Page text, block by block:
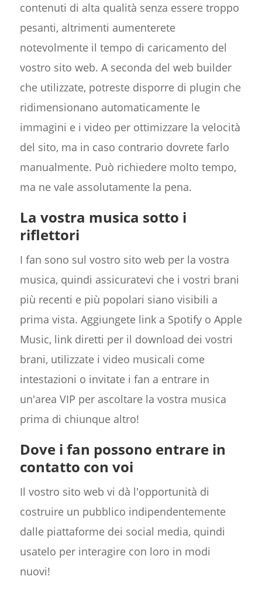
contenuti di alta qualità senza essere troppo
pesanti, altrimenti aumenterete
notevolmente il tempo di caricamento del
vostro sito web. A seconda del web builder
che utilizzate, potreste disporre di plugin che
ridimensionano automaticamente le
immagini e i video per ottimizzare la velocità
del sito, ma in caso contrario dovrete farlo
manualmente. Può richiedere molto tempo,
ma ne vale assolutamente la pena.
La vostra musica sotto i
riflettori
I fan sono sul vostro sito web per la vostra
musica, quindi assicuratevi che i vostri brani
più recenti e più popolari siano visibili a
prima vista. Aggiungete link a Spotify o Apple
Music, link diretti per il download dei vostri
brani, utilizzate i video musicali come
intestazioni o invitate i fan a entrare in
un'area VIP per ascoltare la vostra musica
prima di chiunque altro!
Dove i fan possono entrare in
contatto con voi
Il vostro sito web vi dà l'opportunità di
costruire un pubblico indipendentemente
dalle piattaforme dei social media, quindi
usatelo per interagire con loro in modi
nuovi!